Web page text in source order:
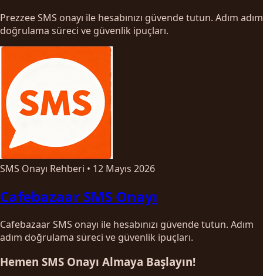
Prezzee SMS onayı ile hesabınızı güvende tutun. Adım adım
doğrulama süreci ve güvenlik ipuçları.
SMS Onayı Rehberi • 12 Mayıs 2026
Cafebazaar SMS Onayı
Cafebazaar SMS onayı ile hesabınızı güvende tutun. Adım
adım doğrulama süreci ve güvenlik ipuçları.
Hemen SMS Onayı Almaya Başlayın!